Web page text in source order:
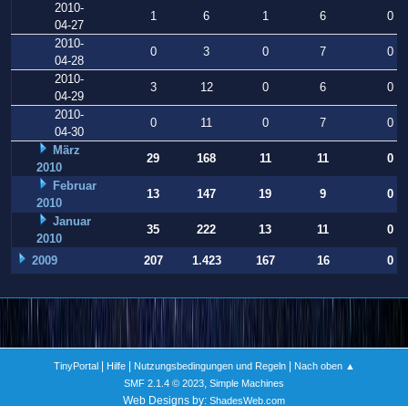
2010-
04-27
1 6 1 6
0
2010-
04-28
0 3 0 7
0
2010-
04-29
3 12 0 6
0
2010-
04-30
0 11 0 7
0
März
2010
29 168 11 11
0
Februar
2010
13 147 19 9
0
Januar
2010
35 222 13 11 0
2009 207 1.423 167 16 0
TinyPortal| Hilfe| Nutzungsbedingungen und Regeln|
Nach oben ▲
SMF 2.1.4 © 2023, Simple Machines
Web Designs by: ShadesWeb.com